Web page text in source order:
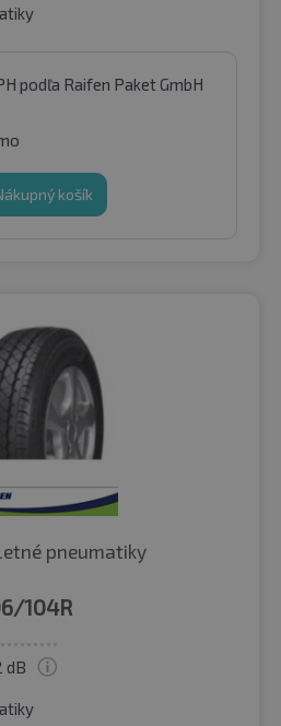
podľa Raifen Paket GmbH
košík
pneumatiky
104R
dB